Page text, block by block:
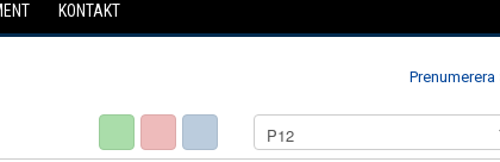
KONTAKT
Prenumerera